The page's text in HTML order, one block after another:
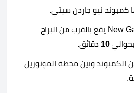
كمبوند نيو جاردن سيتي.
كما أن New Garden City يقع بالقرب من البراج
10 دقائق.
الكمبوند وبين محطة المونوريل